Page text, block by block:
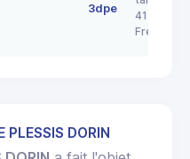
3dpe
41700
Fresnes
DORIN